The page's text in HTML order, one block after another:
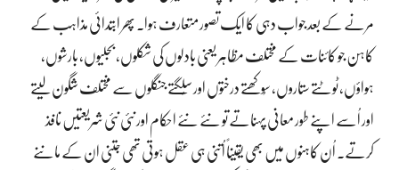
مرنے کے بعد جواب دہی کا ایک تصور متعارف ہوا۔ پھر ابتدائی مذاہب کے
کاہن جو کائنات کے مختلف مظاہر یعنی بادلوں کی شکلوں، بجلیوں، بارشوں،
ہواؤں، ٹوٹتے ستاروں، سُوکھتے درختوں اور سُلگتے جنگلوں سے مختلف شگون لیتے
اور اُسے اپنے طور معانی پہناتے تو نئے نئے احکام اور نئی نئی شریعتیں نافذ
کرتے۔ اُن کاہنوں میں بھی یقیناً اُتنی ہی عقل ہوتی تھی جتنی ان کے ماننے